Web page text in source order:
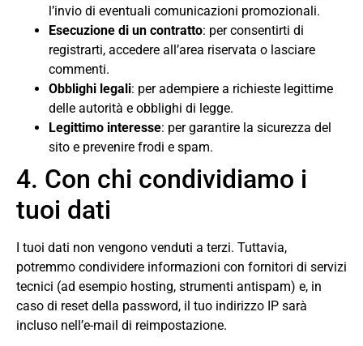
l’invio di eventuali comunicazioni promozionali.
Esecuzione di un contratto: per consentirti di
registrarti, accedere all’area riservata o lasciare
commenti.
Obblighi legali: per adempiere a richieste legittime
delle autorità e obblighi di legge.
Legittimo interesse: per garantire la sicurezza del
sito e prevenire frodi e spam.
4. Con chi condividiamo i
tuoi dati
I tuoi dati non vengono venduti a terzi. Tuttavia,
potremmo condividere informazioni con fornitori di servizi
tecnici (ad esempio hosting, strumenti antispam) e, in
caso di reset della password, il tuo indirizzo IP sarà
incluso nell’e-mail di reimpostazione.